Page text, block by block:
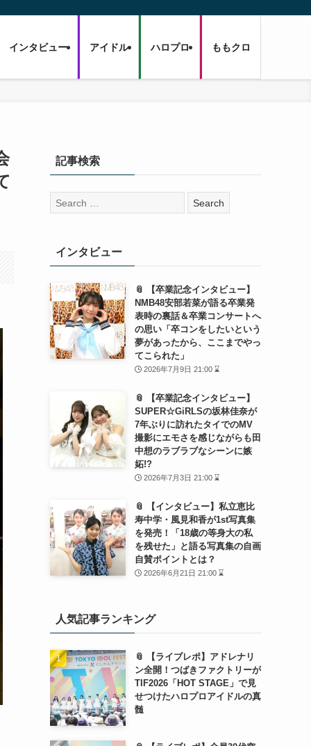
インタビュー アイドル ハロプロ ももクロ
記事検索
検
索:
インタビュー
📎 【卒業記念インタビュー】
NMB48安部若菜が語る卒業発
表時の裏話＆卒業コンサートへ
の思い「卒コンをしたいという
夢があったから、ここまでやっ
てこられた」
2026年7月9日 21:00 ⌛
📎 【卒業記念インタビュー】
SUPER☆GiRLSの坂林佳奈が
7年ぶりに訪れたタイでのMV
撮影にエモさを感じながらも田
中想のラブラブなシーンに嫉
妬!?
2026年7月3日 21:00 ⌛
📎 【インタビュー】私立恵比
寿中学・風見和香が1st写真集
を発売！「18歳の等身大の私
を残せた」と語る写真集の自画
自賛ポイントとは？
2026年6月21日 21:00 ⌛
人気記事ランキング
📎 【ライブレポ】アドレナリ
ン全開！つばきファクトリーが
TIF2026「HOT STAGE」で見
せつけたハロプロアイドルの真
髄